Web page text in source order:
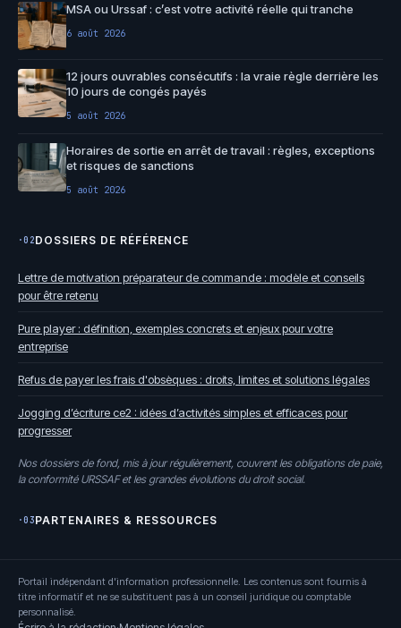
MSA ou Urssaf : c’est votre activité réelle qui tranche
6 août 2026
12 jours ouvrables consécutifs : la vraie règle derrière les
10 jours de congés payés
5 août 2026
Horaires de sortie en arrêt de travail : règles, exceptions
et risques de sanctions
5 août 2026
·02DOSSIERS DE RÉFÉRENCE
Lettre de motivation préparateur de commande : modèle et conseils
pour être retenu
Pure player : définition, exemples concrets et enjeux pour votre
entreprise
Refus de payer les frais d'obsèques : droits, limites et solutions légales
Jogging d’écriture ce2 : idées d’activités simples et efficaces pour
progresser
Nos dossiers de fond, mis à jour régulièrement, couvrent les obligations de paie,
la conformité URSSAF et les grandes évolutions du droit social.
·03PARTENAIRES & RESSOURCES
Portail indépendant d'information professionnelle. Les contenus sont fournis à
titre informatif et ne se substituent pas à un conseil juridique ou comptable
personnalisé.